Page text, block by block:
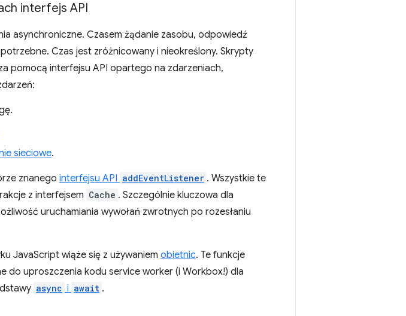
interfejs API
asynchroniczne. Czasem żądanie zasobu, odpowiedź
Czas jest zróżnicowany i nieokreślony. Skrypty
pomocą interfejsu API opartego na zdarzeniach,
sieciowe.
znanego interfejsu API addEventListener . Wszystkie te
z interfejsem Cache . Szczególnie kluczowa dla
uruchamiania wywołań zwrotnych po rozesłaniu
JavaScript wiąże się z używaniem obietnic. Te funkcje
do uproszczenia kodu service worker (i Workbox!) dla
async i await .